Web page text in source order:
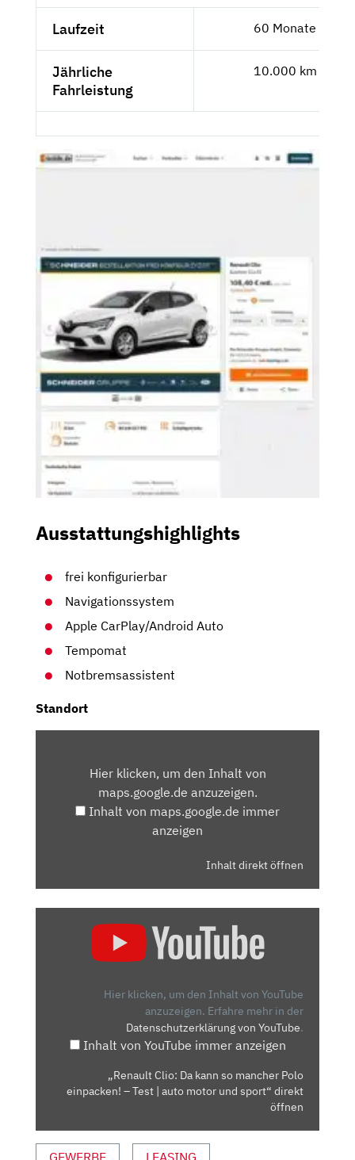
Laufzeit 60 Monate
Jährliche
Fahrleistung
10.000 km
Ausstattungshighlights
frei konfigurierbar
Navigationssystem
Apple CarPlay/Android Auto
Tempomat
Notbremsassistent
Standort
MAPS.GOOGLE.DEHier klicken, um den Inhalt von
maps.google.de anzuzeigen.
Inhalt von maps.google.de immer
anzeigen
Inhalt direkt öffnen
EINPACKEN!
MOTOR
Hier klicken, um den Inhalt von YouTube
anzuzeigen. Erfahre mehr in der
Datenschutzerklärung von YouTube.
Inhalt von YouTube immer anzeigen
„Renault Clio: Da kann so mancher Polo
einpacken! – Test | auto motor und sport“ direkt
öffnen